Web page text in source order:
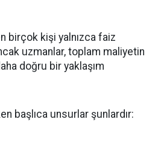
birçok kişi yalnızca faiz
uzmanlar, toplam maliyetin
doğru bir yaklaşım
başlıca unsurlar şunlardır: